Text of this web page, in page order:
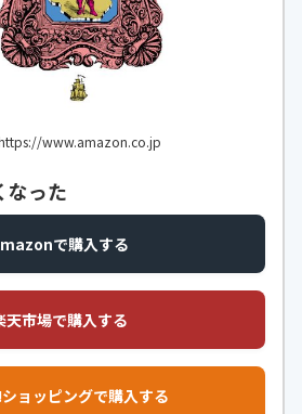
www.amazon.co.jp
なった
で購入する
天市場で購入する
ョッピングで購入する